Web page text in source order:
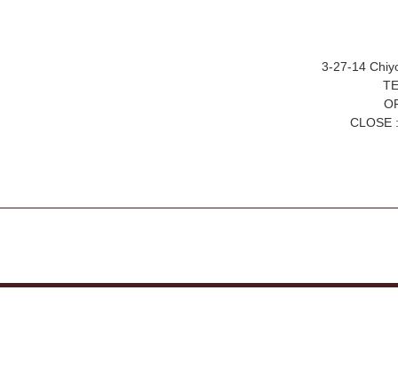
3-27-14
CLOSE